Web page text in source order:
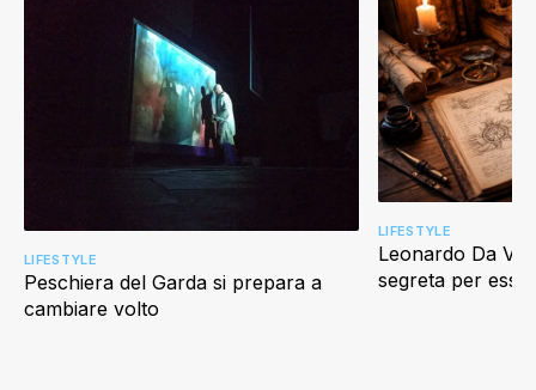
Peschiera del Garda si prepara a
cambiare volto
LIFESTYLE
Leonardo Da
segreta per
LIFESTYLE